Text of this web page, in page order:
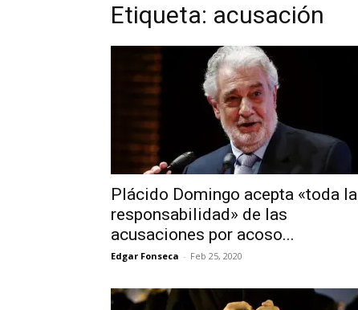
Etiqueta: acusación
Plácido Domingo acepta «toda la
responsabilidad» de las
acusaciones por acoso...
Edgar Fonseca - Feb 25, 2020